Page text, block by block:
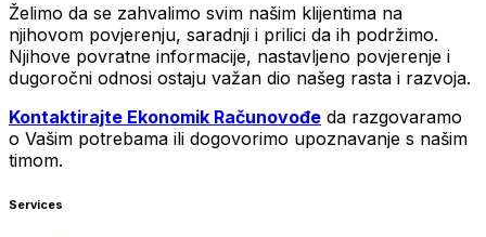
Želimo da se zahvalimo svim našim klijentima na
njihovom povjerenju, saradnji i prilici da ih podržimo.
Njihove povratne informacije, nastavljeno povjerenje i
dugoročni odnosi ostaju važan dio našeg rasta i razvoja.
Kontaktirajte Ekonomik Računovođe da razgovaramo
o Vašim potrebama ili dogovorimo upoznavanje s našim
timom.
Services